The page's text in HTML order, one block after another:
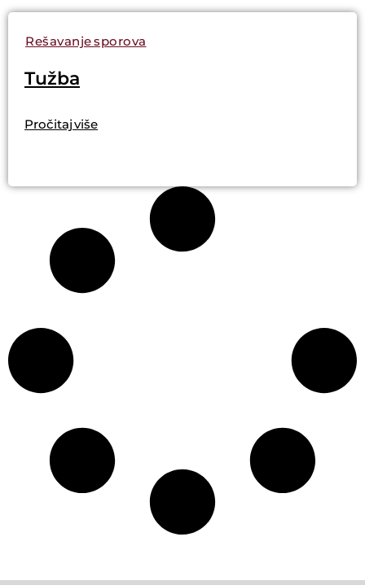
Rešavanje sporova
Tužba
Pročitaj više